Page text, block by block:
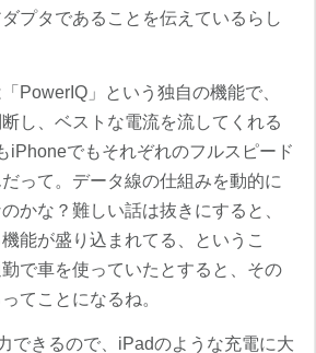
プタであることを伝えているらし
PowerIQ」という独自の機能で、
し、ベストな電流を流してくれる
iPhoneでもそれぞれのフルスピード
って。データ線の仕組みを動的に
かな？難しい話は抜きにすると、
能が盛り込まれてる、というこ
で車を使っていたとすると、その
てことになるね。
できるので、iPadのような充電に大